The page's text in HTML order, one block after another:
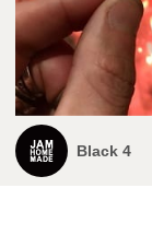
Black 4